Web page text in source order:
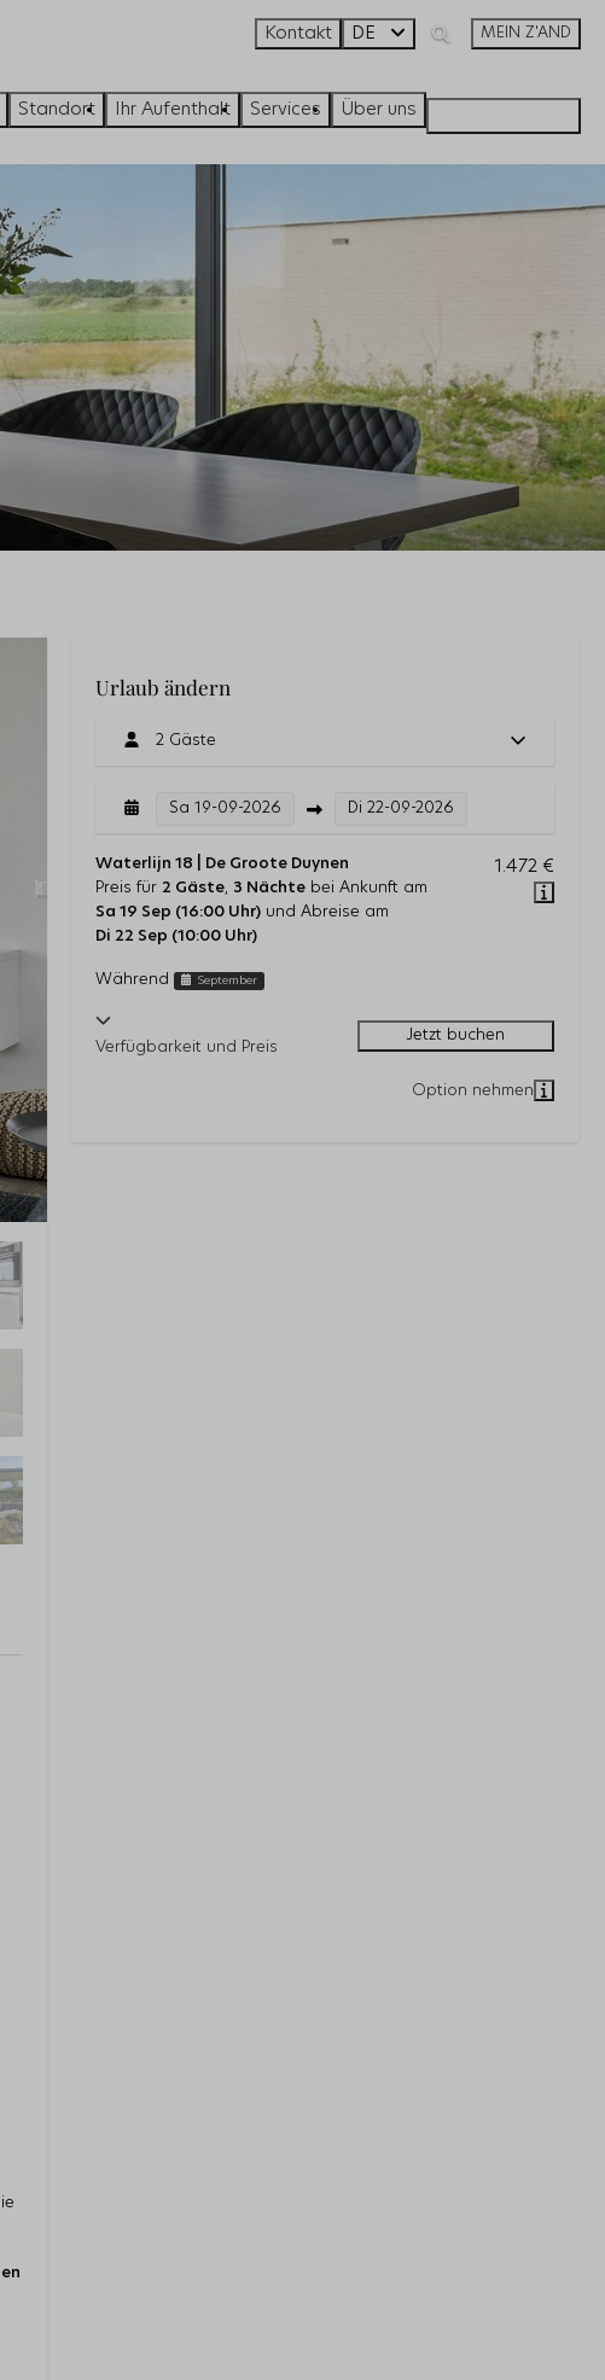
Kontakt DE MEIN Z'AND
Standort Ihr Aufenthalt Services Über uns
Urlaub ändern
2 Gäste
Sa 19-09-2026 Di 22-09-2026
1.472 €
Waterlijn 18 | De Groote Duynen
Preis für 2 Gäste, 3 Nächte bei Ankunft am
Sa 19 Sep (16:00 Uhr) und Abreise am
Di 22 Sep (10:00 Uhr)
Während September
Verfügbarkeit und Preis
Jetzt buchen